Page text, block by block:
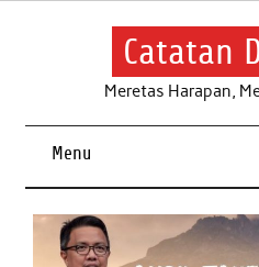
Skip
Catatan
Meretas Harapan,
Menu